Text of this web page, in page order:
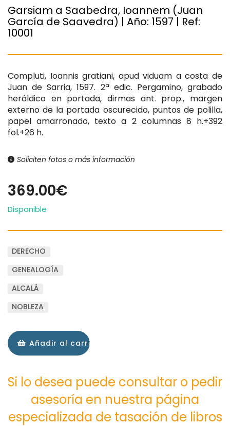
Garsiam a Saabedra, Ioannem (Juan
García de Saavedra) | Año: 1597 | Ref:
10001
Compluti, Ioannis gratiani, apud viduam a costa de
Juan de Sarria, 1597. 2ª edic. Pergamino, grabado
heráldico en portada, dirmas ant. prop., margen
externo de la portada oscurecido, puntos de polilla,
papel amarronado, texto a 2 columnas 8 h.+392
fol.+26 h.
Soliciten fotos o más información
369.00€
Disponible
DERECHO
GENEALOGÍA
ALCALÁ
NOBLEZA
Añadir al carrito
Si lo desea puede consultar o pedir
asesoría en nuestra página
especializada de tasación de libros